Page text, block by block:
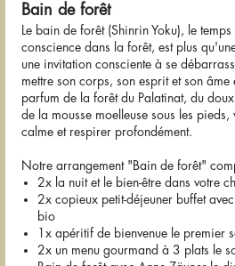
Bain de forêt
Le bain de forêt (Shinrin Yoku), le
conscience dans la forêt, est plus
une invitation consciente à se
mettre son corps, son esprit et son âme
parfum de la forêt du Palatinat, du
de la mousse moelleuse sous les pieds,
calme et respirer profondément.
Notre arrangement "Bain de forêt"
2x la nuit et le bien-être dans votre
2x copieux petit-déjeuner buffet
bio
1x apéritif de bienvenue le premier
2x un menu gourmand à 3 plats le